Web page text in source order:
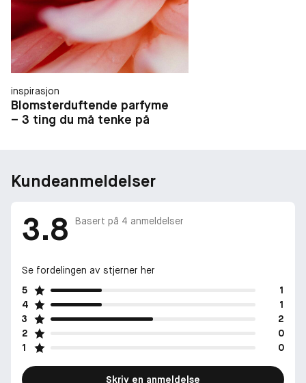
inspirasjon
Blomsterduftende parfyme
– 3 ting du må tenke på
Kundeanmeldelser
3.8 Basert på 4 anmeldelser
Se fordelingen av stjerner her
5
1
4
1
3
2
2
0
1
0
Skriv en anmeldelse